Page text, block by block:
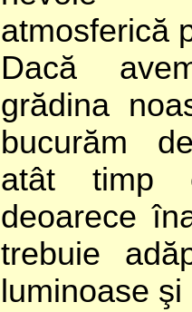
atmosferică
Dacă
grădina
bucurăm
atât timp
deoarece
trebuie
luminoase